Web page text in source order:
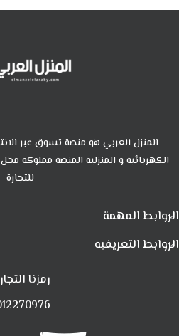
المنزل العربي هو منصة تسوق عبر
الكهربائية و المنزلية المنصة مملوكه
للتجارة
الروابط المهمة
الروابط التعريفيه
رمزنا